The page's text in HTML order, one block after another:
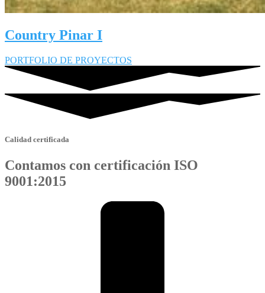
Country Pinar I
PORTFOLIO DE PROYECTOS
Calidad certificada
Contamos con certificación ISO
9001:2015